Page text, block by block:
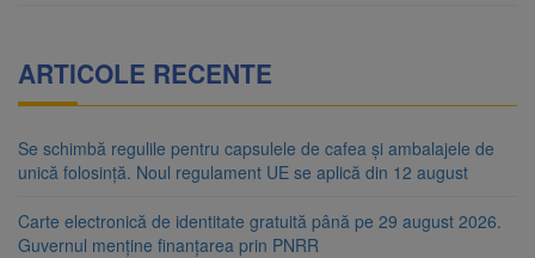
ARTICOLE RECENTE
Se schimbă regulile pentru capsulele de cafea și ambalajele de
unică folosință. Noul regulament UE se aplică din 12 august
Carte electronică de identitate gratuită până pe 29 august 2026.
Guvernul menține finanțarea prin PNRR